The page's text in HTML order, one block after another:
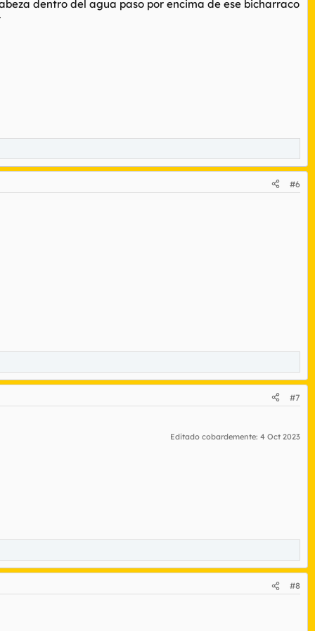
dentro del agua paso por encima de ese bicharraco
#6
#7
Editado cobardemente: 4 Oct 2023
#8